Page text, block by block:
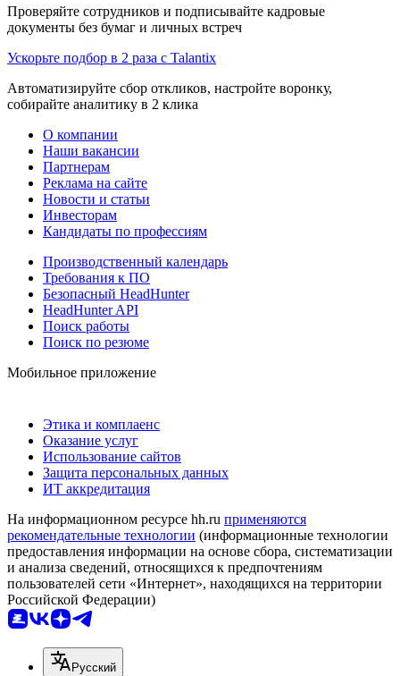
Проверяйте сотрудников и подписывайте кадровые
документы без бумаг и личных встреч
Ускорьте подбор в 2 раза с Talantix
Автоматизируйте сбор откликов, настройте воронку,
собирайте аналитику в 2 клика
О компании
Наши вакансии
Партнерам
Реклама на сайте
Новости и статьи
Инвесторам
Кандидаты по профессиям
Производственный календарь
Требования к ПО
Безопасный HeadHunter
HeadHunter API
Поиск работы
Поиск по резюме
Мобильное приложение
Этика и комплаенс
Оказание услуг
Использование сайтов
Защита персональных данных
ИТ аккредитация
На информационном ресурсе hh.ru применяются
рекомендательные технологии (информационные технологии
предоставления информации на основе сбора, систематизации
и анализа сведений, относящихся к предпочтениям
пользователей сети «Интернет», находящихся на территории
Российской Федерации)
Русский